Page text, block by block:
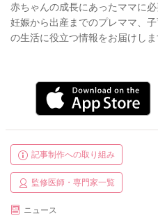
赤ちゃんの成長にあったママに
妊娠から出産までのプレママ、
の生活に役立つ情報をお届けしま
記事制作への取り組み
監修医師・専門家一覧
ニュース